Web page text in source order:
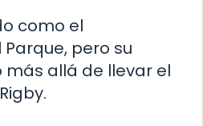
como el
pero su
allá de llevar el